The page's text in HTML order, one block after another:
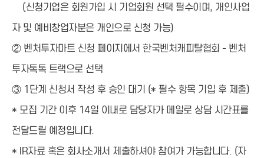
(신청기업은 회원가입 시 기업회원 선택 필수이며, 개인사업
자 및 예비창업자분은 개인으로 신청 가능)
② 벤처투자마트 신청 페이지에서 한국벤처캐피탈협회 - 벤처
투자톡톡 트랙으로 선택
③ 1단계 신청서 작성 후 승인 대기 (* 필수 항목 기입 후 제출)
* 모집 기간 이후 14일 이내로 담당자가 메일로 상담 시간표를
전달드릴 예정입니다.
* IR자료 혹은 회사소개서 제출하셔야 참여가 가능합니다. (자